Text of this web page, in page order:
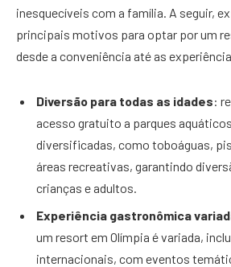
inesquecíveis com a família. A seguir,
principais motivos para optar por um
desde a conveniência até as
Diversão para todas as idades:
acesso gratuito a parques
diversificadas, como toboáguas,
áreas recreativas, garantindo
crianças e adultos.
Experiência gastronômica
um resort em Olímpia é variada,
internacionais, com eventos